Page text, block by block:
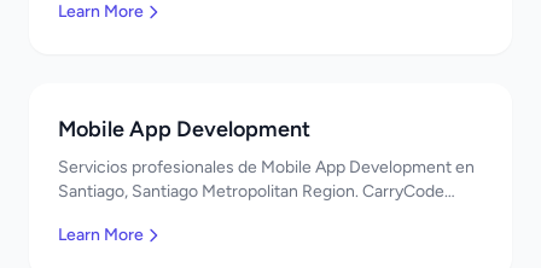
¡Bienvenidos!
Learn More
Mobile App Development
Servicios profesionales de Mobile App Development en
Santiago, Santiago Metropolitan Region. CarryCode
¡Bienvenidos!
Learn More